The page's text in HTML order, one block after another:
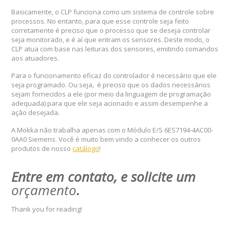
Basicamente, o CLP funciona como um sistema de controle sobre
processos. No entanto, para que esse controle seja feito
corretamente é preciso que o processo que se deseja controlar
seja monitorado, e é aí que entram os sensores. Deste modo, o
CLP atua com base nas leituras dos sensores, emitindo comandos
aos atuadores.
Para o funcionamento eficaz do controlador é necessário que ele
seja programado. Ou seja, é preciso que os dados necessários
sejam fornecidos a ele (por meio da linguagem de programação
adequada) para que ele seja acionado e assim desempenhe a
ação desejada.
A Mokka não trabalha apenas com o Módulo E/S 6ES7194-4AC00-
0AA0 Siemens. Você é muito bem vindo a conhecer os outros
produtos de nossocatálogo!
Entre em contato, e solicite um
orçamento.
Thank you for reading!